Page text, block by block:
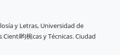
y Letras, Universidad de
昀椀cas y Técnicas. Ciudad